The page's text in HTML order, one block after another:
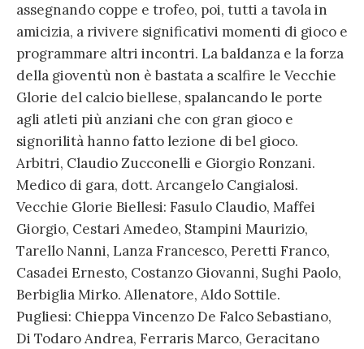
assegnando coppe e trofeo, poi, tutti a tavola in
amicizia, a rivivere significativi momenti di gioco e
programmare altri incontri. La baldanza e la forza
della gioventù non è bastata a scalfire le Vecchie
Glorie del calcio biellese, spalancando le porte
agli atleti più anziani che con gran gioco e
signorilità hanno fatto lezione di bel gioco.
Arbitri, Claudio Zucconelli e Giorgio Ronzani.
Medico di gara, dott. Arcangelo Cangialosi.
Vecchie Glorie Biellesi: Fasulo Claudio, Maffei
Giorgio, Cestari Amedeo, Stampini Maurizio,
Tarello Nanni, Lanza Francesco, Peretti Franco,
Casadei Ernesto, Costanzo Giovanni, Sughi Paolo,
Berbiglia Mirko. Allenatore, Aldo Sottile.
Pugliesi: Chieppa Vincenzo De Falco Sebastiano,
Di Todaro Andrea, Ferraris Marco, Geracitano